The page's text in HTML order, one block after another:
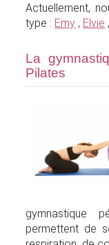
Actuellement,
type : Emy , Elvie
La
Pilates
gymnastique
permettent de